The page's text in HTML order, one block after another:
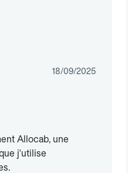
18/09/2025
Allocab, une
j'utilise